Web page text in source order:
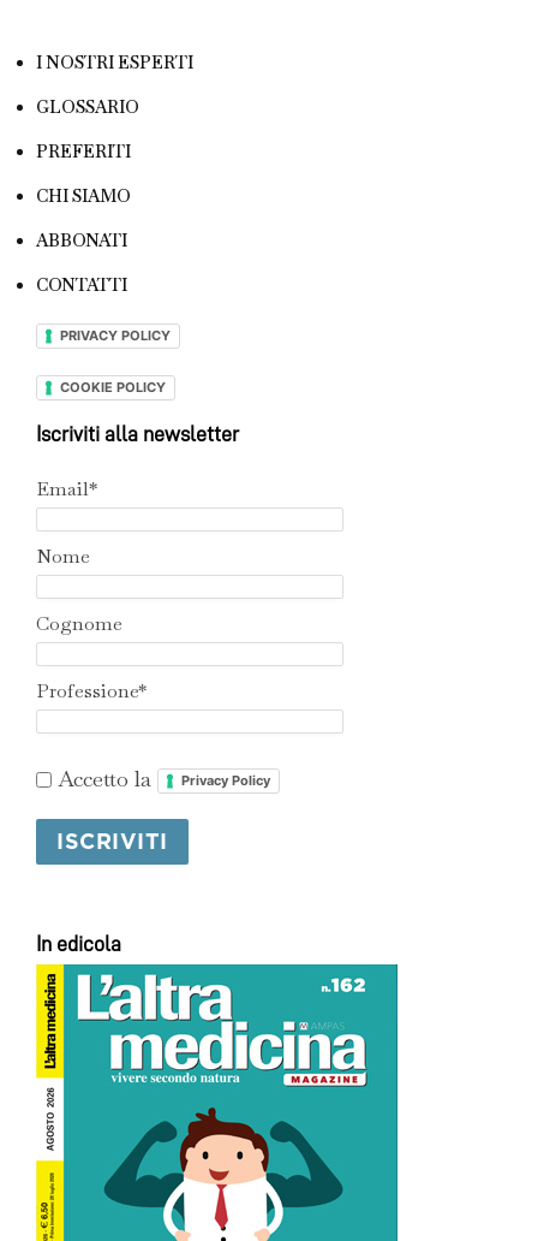
I NOSTRI ESPERTI
GLOSSARIO
PREFERITI
CHI SIAMO
ABBONATI
CONTATTI
PRIVACY POLICY
COOKIE POLICY
Iscriviti alla newsletter
Email*
Nome
Cognome
Professione*
Accetto la Privacy Policy
In edicola